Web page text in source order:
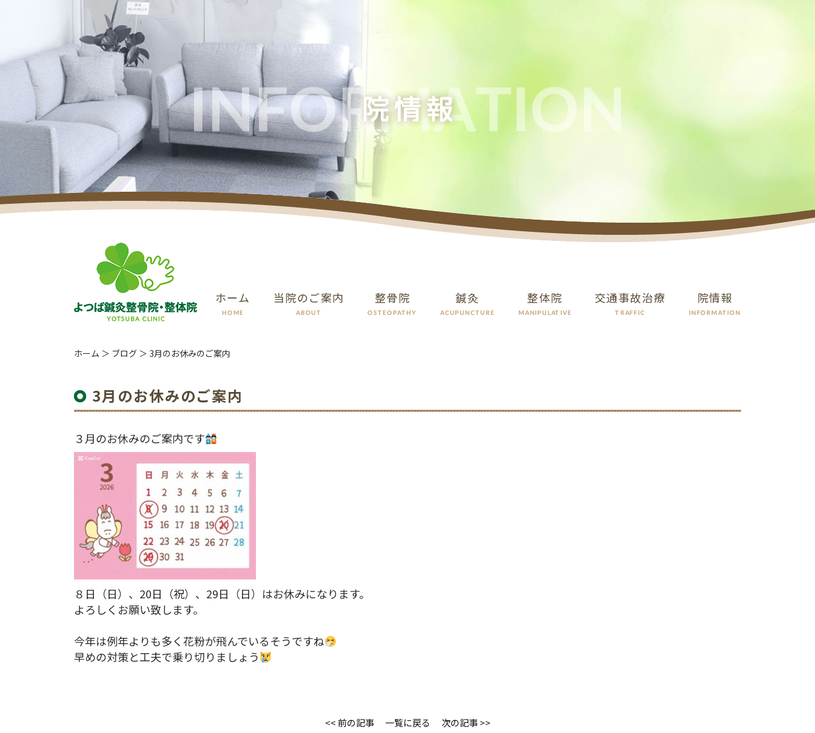
ホーム
HOME
当院のご案内
ABOUT
整骨院
OSTEOPATHY
鍼灸
ACUPUNCTURE
整体院
MANIPULATIVE
交通事故治療
TRAFFIC
院情報
INFORMATION
ホーム ＞ ブログ ＞ 3月のお休みのご案内
3月のお休みのご案内
３月のお休みのご案内です
８日（日）、20日（祝）、29日（日）はお休みになります。
よろしくお願い致します。
今年は例年よりも多く花粉が飛んでいるそうですね
早めの対策と工夫で乗り切りましょう
<< 前の記事 一覧に戻る 次の記事 >>